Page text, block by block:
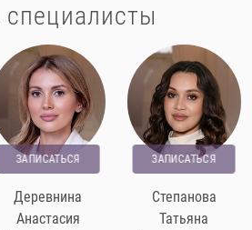
ЗАПИСАТЬСЯ
Деревнина
Анастасия
ЗАПИСАТЬСЯ
Степанова
Татьяна